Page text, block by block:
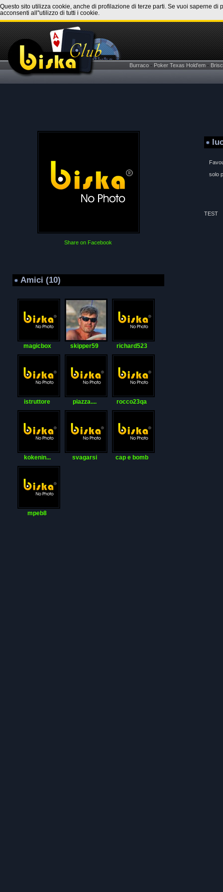
Questo sito utilizza cookie, anche di profilazione di terze parti. Se vuoi saperne
acconsenti all''utilizzo di tutti i cookie.
Burraco - Poker Texas Hold'em -
Share on Facebook
Amici (10)
magicbox skipper59 richard523
istruttore piazza.... rocco23qa
kokenin... svagarsi cap e bomb
mpeb8
solo
TEST